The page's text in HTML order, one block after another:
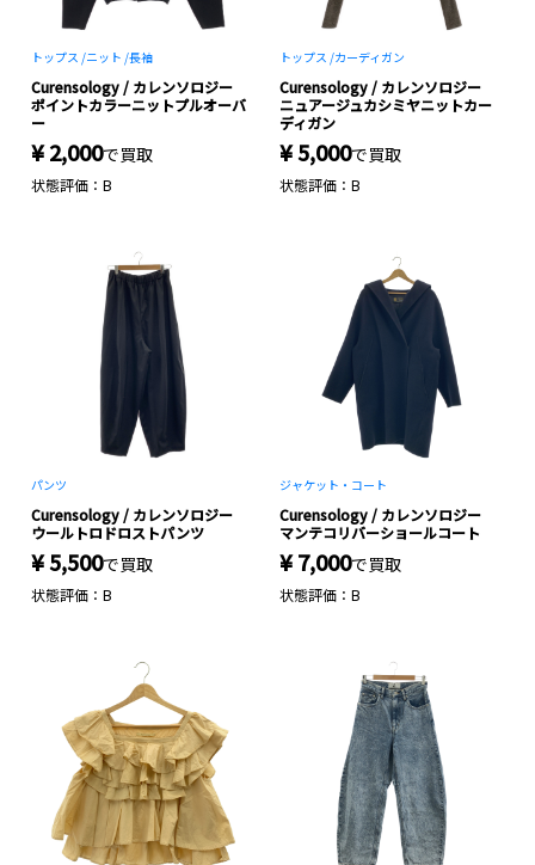
トップス /ニット /長袖
Curensology / カレンソロジー
ポイントカラーニットプルオーバ
ー
¥ 2,000で買取
状態評価：B
トップス /カーディガン
Curensology / カレンソロジー
ニュアージュカシミヤニットカー
ディガン
¥ 5,000で買取
状態評価：B
パンツ
Curensology / カレンソロジー
ウールトロドロストパンツ
¥ 5,500で買取
状態評価：B
ジャケット・コート
Curensology / カレンソロジー
マンテコリバーショールコート
¥ 7,000で買取
状態評価：B